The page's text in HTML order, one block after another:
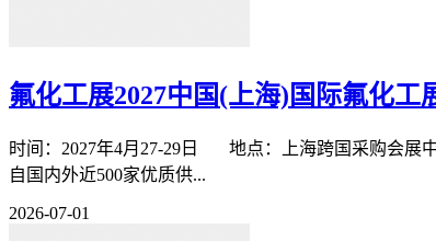
氟化工展2027中国(上海)国际氟化工
时间：2027年4月27-29日 地点：上海跨国采购会展中
自国内外近500家优质供...
2026-07-01